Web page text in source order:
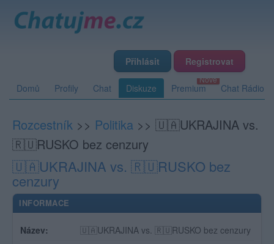
Přihlásit Registrovat
Domů Profily Chat Diskuze Premium Chat Rádio
Rozcestník >> Politika >> 🇺🇦UKRAJINA vs.
🇷🇺RUSKO bez cenzury
🇺🇦UKRAJINA vs. 🇷🇺RUSKO bez
cenzury
INFORMACE
Název:
🇺🇦UKRAJINA vs. 🇷🇺RUSKO bez cenzury